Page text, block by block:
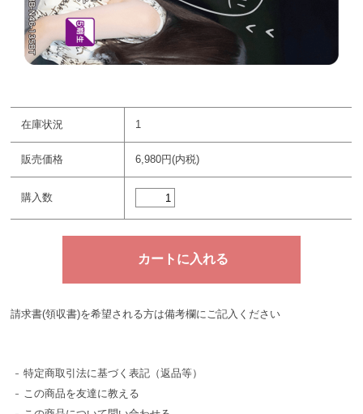
在庫状況 1
販売価格 6,980円(内税)
購入数
請求書(領収書)を希望される方は備考欄にご記入ください
特定商取引法に基づく表記（返品等）
この商品を友達に教える